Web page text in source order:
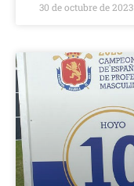
30 de octubre de 2023